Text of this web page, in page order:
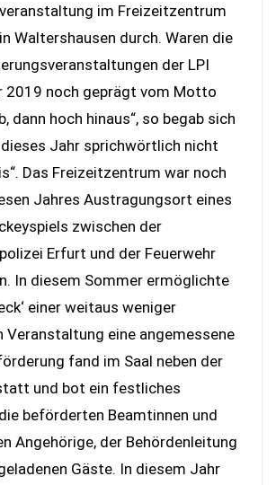
im Freizeitzentrum
in Waltershausen durch. Waren die
der LPI
2019 noch geprägt vom Motto
dann hoch hinaus“, so begab sich
Jahr sprichwörtlich nicht
Das Freizeitzentrum war noch
Jahres Austragungsort eines
zwischen der
Erfurt und der Feuerwehr
In diesem Sommer ermöglichte
einer weitaus weniger
Veranstaltung eine angemessene
fand im Saal neben der
und bot ein festliches
beförderten Beamtinnen und
Angehörige, der Behördenleitung
Gäste. In diesem Jahr